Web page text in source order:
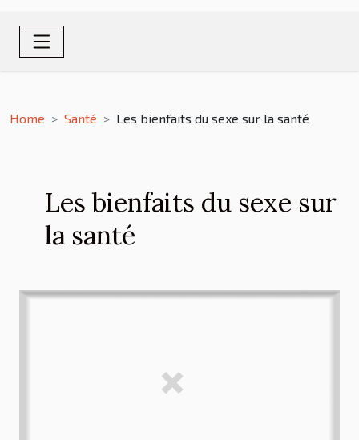
Home Santé Les bienfaits du sexe sur la santé
Les bienfaits du sexe sur
la santé